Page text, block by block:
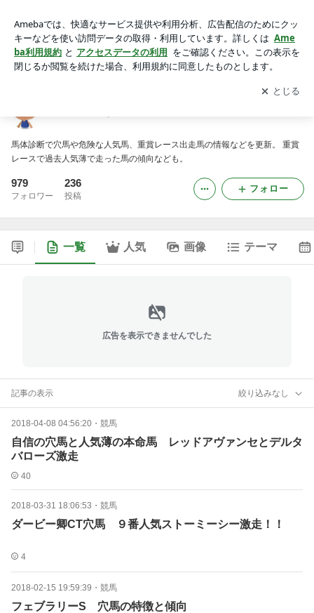
アプリをダウンロードして ブログの更新通知
を受け取りまし
ょう。
開く
馬体診断で穴馬や危険な人気馬、重賞レース出走馬の情報などを更新。 重賞
レースで過去人気薄で走った馬の傾向なども。
979
フォロワー
236
投稿
フォロー
一覧 人気 画像 テーマ
広告を表示できませんでした
記事の表示 絞り込みなし
2018-04-08 04:56:20 ・ 競馬
自信の穴馬と人気薄の本命馬 レッドアヴァンセとデルタ
バローズ激走
40
2018-03-31 18:06:53 ・ 競馬
ダービー卿CT穴馬 ９番人気ストーミーシー激走！！
4
2018-02-15 19:59:39 ・ 競馬
フェブラリーS 穴馬の特徴と傾向